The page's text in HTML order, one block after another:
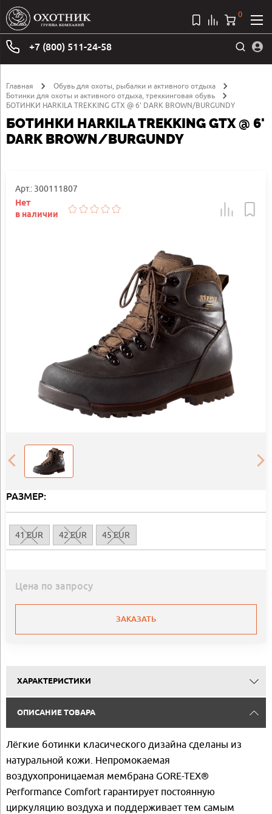
+7 (800) 511-24-58
0
Главная
Обувь для охоты, рыбалки и активного отдыха
Ботинки для охоты и активного отдыха, треккинговая обувь
БОТИНКИ HARKILA TREKKING GTX @ 6' DARK BROWN/BURGUNDY
БОТИНКИ HARKILA TREKKING GTX @ 6'
DARK BROWN/BURGUNDY
Арт.: 300111807
Нет
в наличии
РАЗМЕР:
41 EUR 42 EUR 45 EUR
Цена по запросу
ЗАКАЗАТЬ
ХАРАКТЕРИСТИКИ
ОПИСАНИЕ ТОВАРА
Лёгкие ботинки класического дизайна сделаны из
натуральной кожи. Непромокаемая
воздухопроницаемая мембрана GORE-TEX®
Performance Comfort гарантирует постоянную
циркуляцию воздуха и поддерживает тем самым